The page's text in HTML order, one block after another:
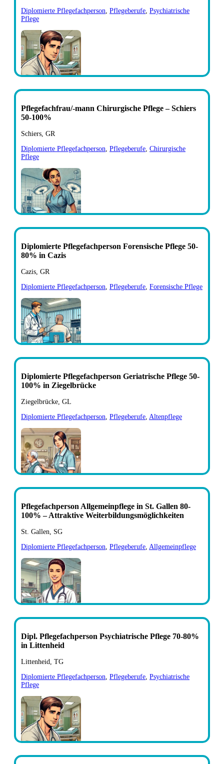
Diplomierte Pflegefachperson Pflegeberufe Psychiatrische
Pflege
Pflegefachfrau/-mann Chirurgische Pflege – Schiers
50-100%
Schiers, GR
Diplomierte Pflegefachperson Pflegeberufe Chirurgische
Pflege
Diplomierte Pflegefachperson Forensische Pflege 50-
80% in Cazis
Cazis, GR
Diplomierte Pflegefachperson Pflegeberufe Forensische Pflege
Diplomierte Pflegefachperson Geriatrische Pflege 50-
100% in Ziegelbrücke
Ziegelbrücke, GL
Diplomierte Pflegefachperson Pflegeberufe Altenpflege
Pflegefachperson Allgemeinpflege in St. Gallen 80-
100% – Attraktive Weiterbildungsmöglichkeiten
St. Gallen, SG
Diplomierte Pflegefachperson Pflegeberufe Allgemeinpflege
Dipl. Pflegefachperson Psychiatrische Pflege 70-80%
in Littenheid
Littenheid, TG
Diplomierte Pflegefachperson Pflegeberufe Psychiatrische
Pflege